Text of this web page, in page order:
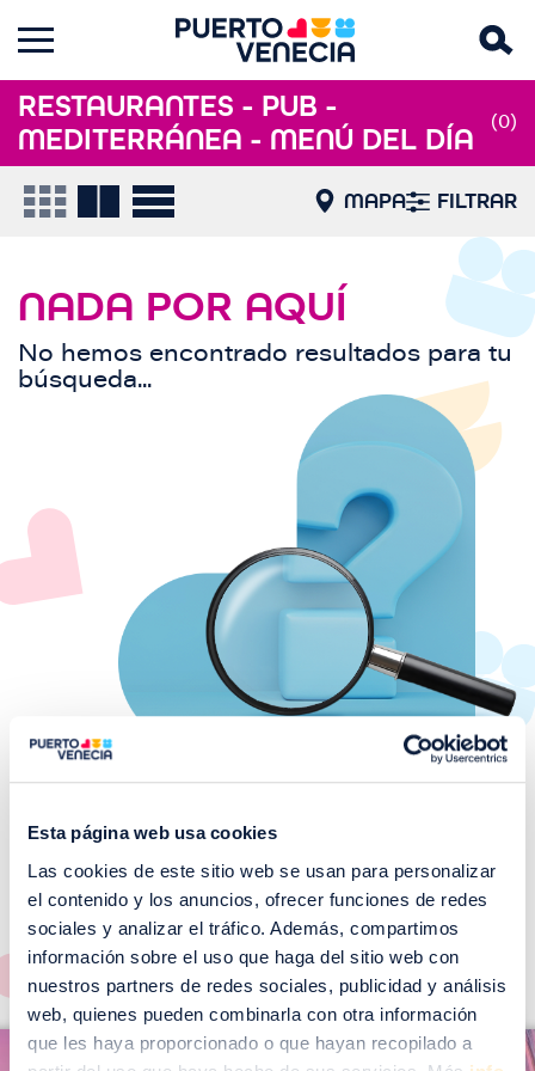
Esta página web usa cookies
Las cookies de este sitio web se usan para personalizar
el contenido y los anuncios, ofrecer funciones de redes
sociales y analizar el tráfico. Además, compartimos
información sobre el uso que haga del sitio web con
nuestros partners de redes sociales, publicidad y análisis
web, quienes pueden combinarla con otra información
que les haya proporcionado o que hayan recopilado a
RESTAURANTES - PUB -
MEDITERRÁNEA - MENÚ DEL DÍA
(0)
MAPA FILTRAR
NADA POR AQUÍ
No hemos encontrado resultados para tu
búsqueda...
¡No te pierdas nuestros
EVENTOS!
Ver todos >
m